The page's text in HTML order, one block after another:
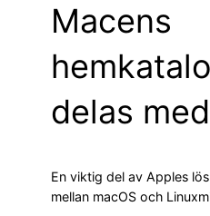
Macens
delas
En viktig del av Apples
mellan macOS och